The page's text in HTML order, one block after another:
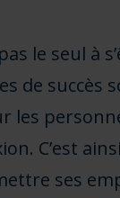
le seul à
de succès
les
C’est
mettre ses